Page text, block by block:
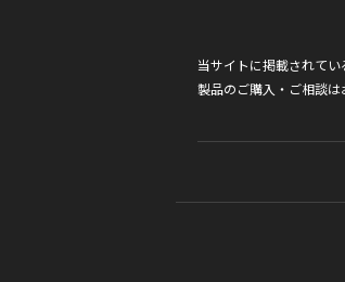
当サイトに掲載されてい
製品のご購入・ご相談は